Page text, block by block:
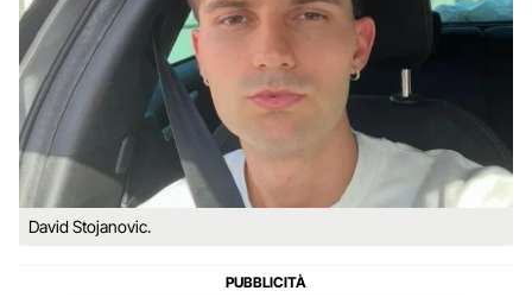
David Stojanovic.